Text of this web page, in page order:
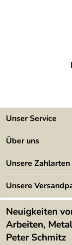
Unser Service
Kontakt
Newsletter
Über uns
Angebote
4,9/5
Unsere Zahlarten
Unsere
Neuigkeiten
Arbeiten,
Peter Schmitz